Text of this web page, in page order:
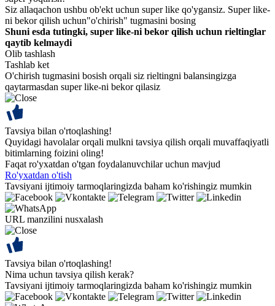
Siz allaqachon ushbu ob'ekt uchun super like qo'ygansiz. Super like-
ni bekor qilish uchun"o'chirish" tugmasini bosing
Shuni esda tutingki, super like-ni bekor qilish uchun rieltinglar
qaytib kelmaydi
Olib tashlash
Tashlab ket
O'chirish tugmasini bosish orqali siz rieltingni balansingizga
qaytarmasdan super like-ni bekor qilasiz
Tavsiya bilan o'rtoqlashing!
Quyidagi havolalar orqali mulkni tavsiya qilish orqali muvaffaqiyatli
bitimlarning foizini oling!
Faqat ro'yxatdan o'tgan foydalanuvchilar uchun mavjud
Ro'yxatdan o'tish
Tavsiyani ijtimoiy tarmoqlaringizda baham ko'rishingiz mumkin
URL manzilini nusxalash
Tavsiya bilan o'rtoqlashing!
Nima uchun tavsiya qilish kerak?
Tavsiyani ijtimoiy tarmoqlaringizda baham ko'rishingiz mumkin